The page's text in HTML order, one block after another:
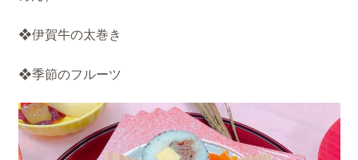
❖伊賀牛の太巻き
❖季節のフルーツ